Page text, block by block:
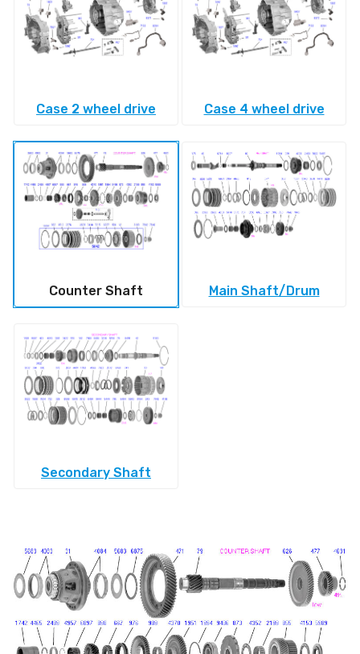
Case 2 wheel drive Case 4 wheel drive
Counter Shaft Main Shaft/Drum
Secondary Shaft